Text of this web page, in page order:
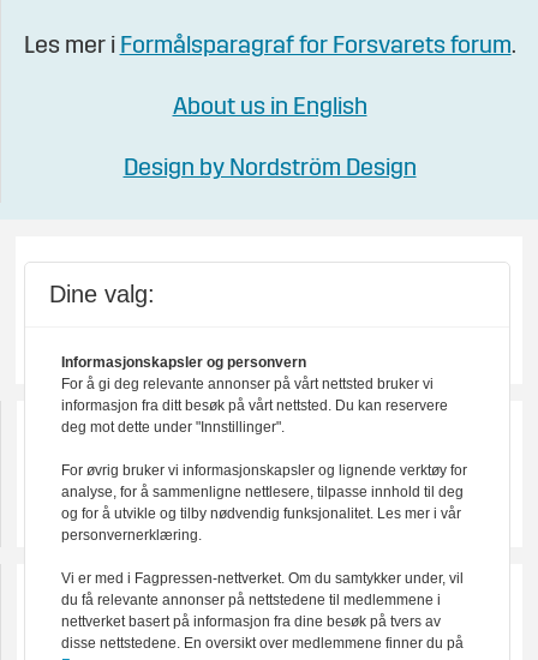
Les mer i Formålsparagraf for Forsvarets forum.
About us in English
Design by Nordström Design
Dine valg:
Informasjonskapsler og personvern
For å gi deg relevante annonser på vårt nettsted bruker vi
informasjon fra ditt besøk på vårt nettsted. Du kan reservere
deg mot dette under "Innstillinger".
For øvrig bruker vi informasjonskapsler og lignende verktøy for
analyse, for å sammenligne nettlesere, tilpasse innhold til deg
og for å utvikle og tilby nødvendig funksjonalitet. Les mer i vår
personvernerklæring.
Vi er med i Fagpressen-nettverket. Om du samtykker under, vil
du få relevante annonser på nettstedene til medlemmene i
nettverket basert på informasjon fra dine besøk på tvers av
disse nettstedene. En oversikt over medlemmene finner du på